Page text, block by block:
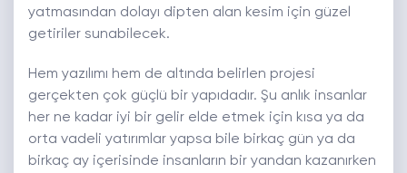
yatmasından dolayı dipten alan kesim için güzel
getiriler sunabilecek.
Hem yazılımı hem de altında belirlen projesi
gerçekten çok güçlü bir yapıdadır. Şu anlık insanlar
her ne kadar iyi bir gelir elde etmek için kısa ya da
orta vadeli yatırımlar yapsa bile birkaç gün ya da
birkaç ay içerisinde insanların bir yandan kazanırken